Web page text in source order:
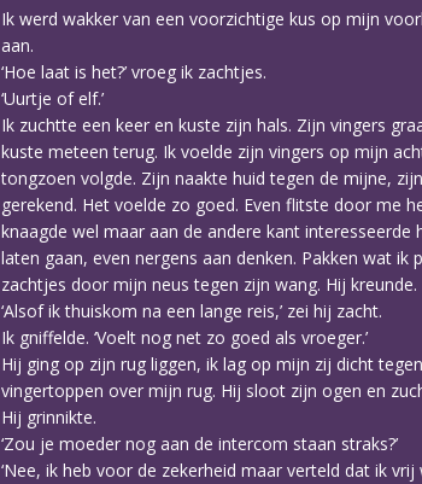
Ik werd wakker van een voorzichtige kus op mijn
aan.
‘Hoe laat is het?’ vroeg ik zachtjes.
‘Uurtje of elf.’
Ik zuchtte een keer en kuste zijn hals. Zijn vingers
kuste meteen terug. Ik voelde zijn vingers op mijn
tongzoen volgde. Zijn naakte huid tegen de mijne,
gerekend. Het voelde zo goed. Even flitste door me
knaagde wel maar aan de andere kant
laten gaan, even nergens aan denken. Pakken wat
zachtjes door mijn neus tegen zijn wang. Hij
‘Alsof ik thuiskom na een lange reis,’ zei hij zacht.
Ik gniffelde. ‘Voelt nog net zo goed als vroeger.’
Hij ging op zijn rug liggen, ik lag op mijn zij dicht
vingertoppen over mijn rug. Hij sloot zijn ogen en
Hij grinnikte.
‘Zou je moeder nog aan de intercom staan straks?’
‘Nee, ik heb voor de zekerheid maar verteld dat ik vrij